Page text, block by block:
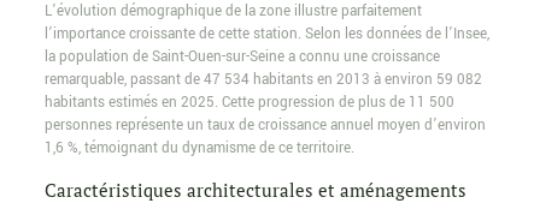
L’évolution démographique de la zone illustre parfaitement
l’importance croissante de cette station. Selon les données de l’Insee,
la population de Saint-Ouen-sur-Seine a connu une croissance
remarquable, passant de 47 534 habitants en 2013 à environ 59 082
habitants estimés en 2025. Cette progression de plus de 11 500
personnes représente un taux de croissance annuel moyen d’environ
1,6 %, témoignant du dynamisme de ce territoire.
Caractéristiques architecturales et aménagements